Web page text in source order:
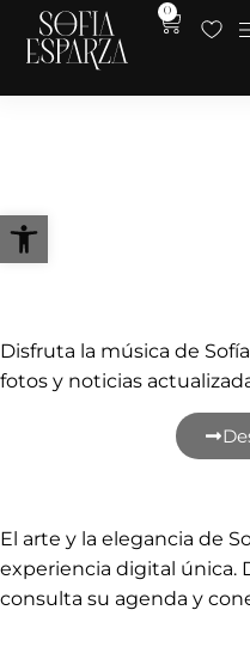
Abrir barra de
0
Accede a su
Disfruta la música de
fotos y noticias
El arte y la elegancia de
experiencia digital única.
consulta su agenda y